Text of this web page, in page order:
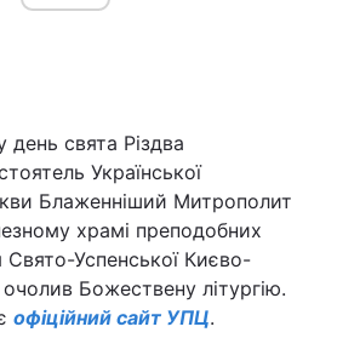
день свята Різдва
Української
Блаженніший Митрополит
храмі преподобних
Свято-Успенської Києво-
Божествену літургію.
офіційний сайт УПЦ.